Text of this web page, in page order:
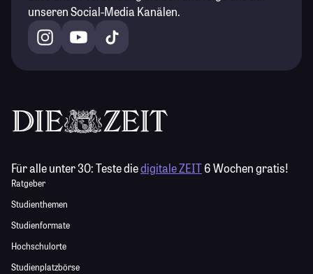
unseren Social-Media Kanälen.
Für alle unter 30:Teste diedigitale ZEIT6 Wochen gratis!
Ratgeber
Studienthemen
Studienformate
Hochschulorte
Studienplatzbörse